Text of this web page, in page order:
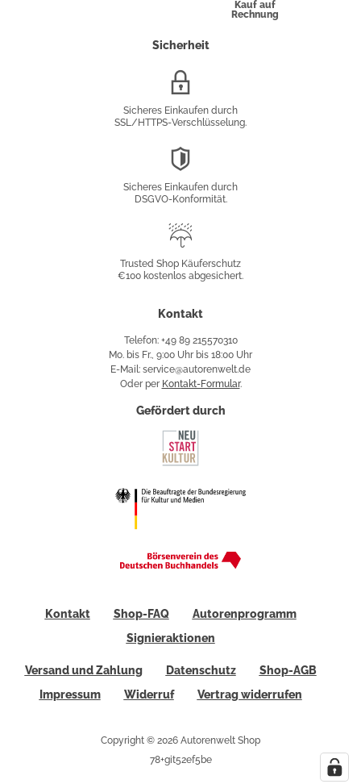
Kauf auf
Rechnung
Sicherheit
Sicheres Einkaufen durch
SSL/HTTPS-Verschlüsselung.
Sicheres Einkaufen durch
DSGVO-Konformität.
Käuferschutz
Trusted Shop Käuferschutz
€100 kostenlos abgesichert.
Kontakt
Telefon: +49 89 215570310
Mo. bis Fr., 9:00 Uhr bis 18:00 Uhr
E-Mail: service@autorenwelt.de
Oder per Kontakt-Formular.
Gefördert durch
Kontakt Shop-FAQ
Autorenprogramm
Signieraktionen
Versand und Zahlung Datenschutz
Shop-AGB
Impressum
Widerruf Vertrag widerrufen
Copyright © 2026 Autorenwelt Shop
78+git52ef5be